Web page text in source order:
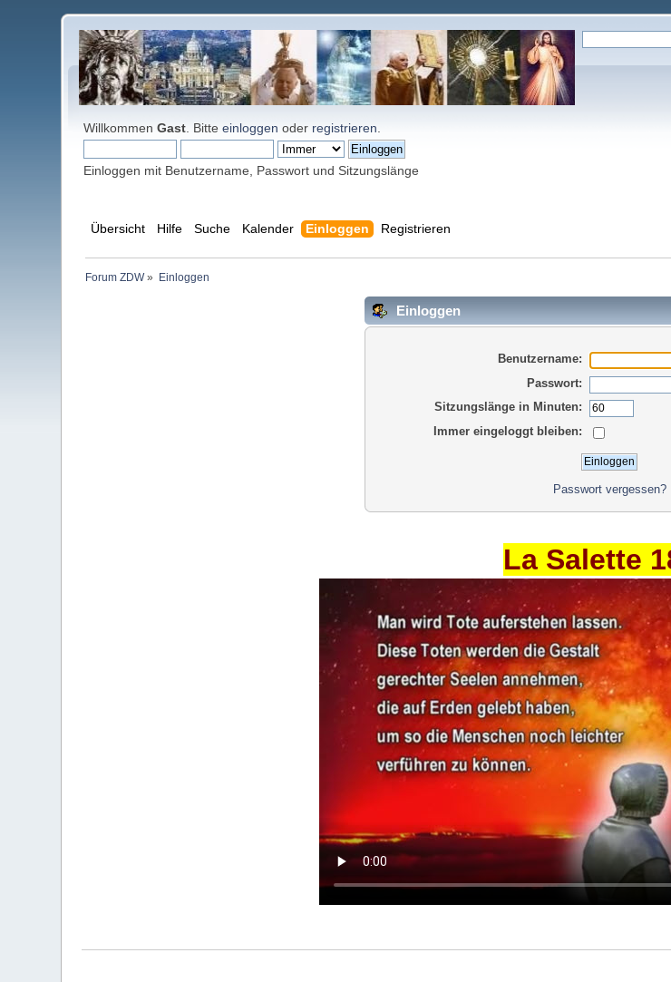
WillkommenGast . Bitteeinloggen oder registrieren
Einloggen mit Benutzername, Passwort und Sitzungslänge
Übersicht Hilfe Suche Kalender Einloggen Registrieren
Forum ZDW» Einloggen
Einloggen
Benutzername:
Passwort:
Sitzungslänge in Minuten:
Immer eingeloggt bleiben:
Passwort vergessen?
La Salette